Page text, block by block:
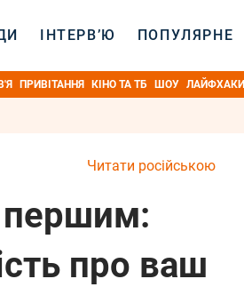
ІНТЕРВ’Ю ПОПУЛЯРНЕ
ПРИВІТАННЯ КІНО ТА ТБ ШОУ ЛАЙФХАКИ
Читати російською
першим:
про ваш